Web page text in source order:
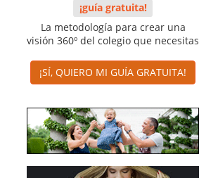
¡guía gratuita!
La metodología para crear una
visión 360º del colegio que necesitas
¡SÍ, QUIERO MI GUÍA GRATUITA!